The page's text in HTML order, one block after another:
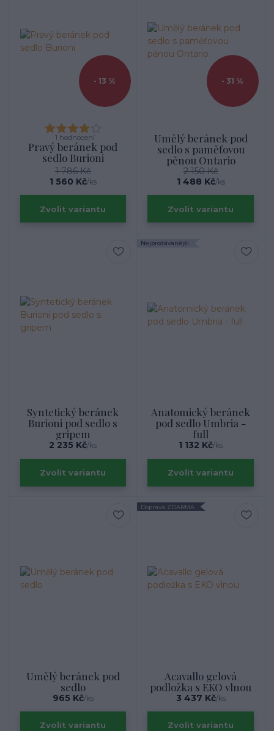
- 13 %
1 hodnocení
Pravý beránek pod
sedlo Burioni
1 786 Kč
1 560 Kč/ks
Zvolit variantu
- 31 %
Umělý beránek pod
sedlo s paměťovou
pěnou Ontario
2 150 Kč
1 488 Kč/ks
Zvolit variantu
Syntetický beránek
Burioni pod sedlo s
gripem
2 235 Kč/ks
Zvolit variantu
Nejprodávanější
Anatomický beránek
pod sedlo Umbria -
full
1 132 Kč/ks
Zvolit variantu
Umělý beránek pod
sedlo
965 Kč/ks
Zvolit variantu
Doprava ZDARMA
Acavallo gelová
podložka s EKO vlnou
3 437 Kč/ks
Zvolit variantu